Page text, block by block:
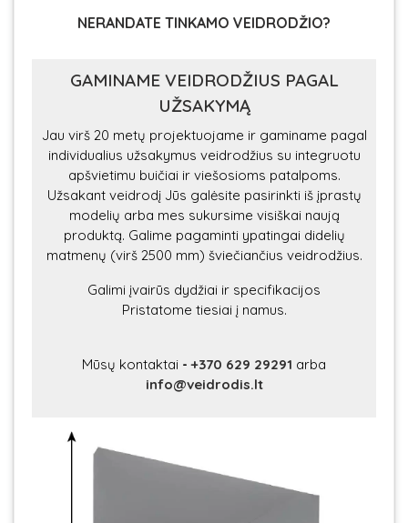
NERANDATE TINKAMO VEIDRODŽIO?
GAMINAME VEIDRODŽIUS PAGAL
UŽSAKYMĄ
Jau virš 20 metų projektuojame ir gaminame pagal
individualius užsakymus veidrodžius su integruotu
apšvietimu buičiai ir viešosioms patalpoms.
Užsakant veidrodį Jūs galėsite pasirinkti iš įprastų
modelių arba mes sukursime visiškai naują
produktą. Galime pagaminti ypatingai didelių
matmenų (virš 2500 mm) šviečiančius veidrodžius.
Galimi įvairūs dydžiai ir specifikacijos
Pristatome tiesiai į namus.
Mūsų kontaktai -+370 629 29291 arba
info@veidrodis.lt